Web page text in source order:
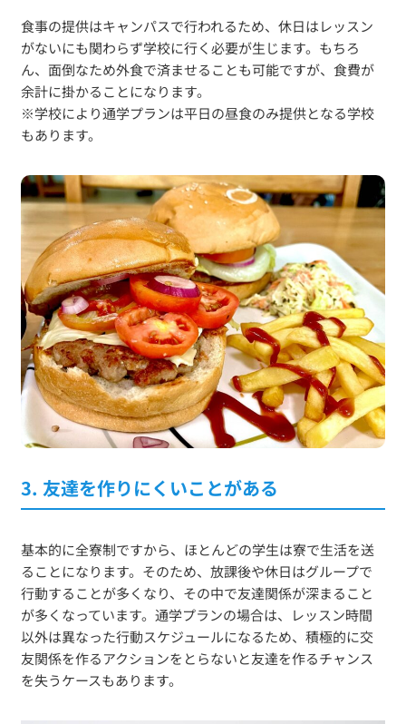
食事の提供はキャンパスで行われるため、休日はレッスン
がないにも関わらず学校に行く必要が生じます。もちろ
ん、面倒なため外食で済ませることも可能ですが、食費が
余計に掛かることになります。
※学校により通学プランは平日の昼食のみ提供となる学校
もあります。
3. 友達を作りにくいことがある
基本的に全寮制ですから、ほとんどの学生は寮で生活を送
ることになります。そのため、放課後や休日はグループで
行動することが多くなり、その中で友達関係が深まること
が多くなっています。通学プランの場合は、レッスン時間
以外は異なった行動スケジュールになるため、積極的に交
友関係を作るアクションをとらないと友達を作るチャンス
を失うケースもあります。